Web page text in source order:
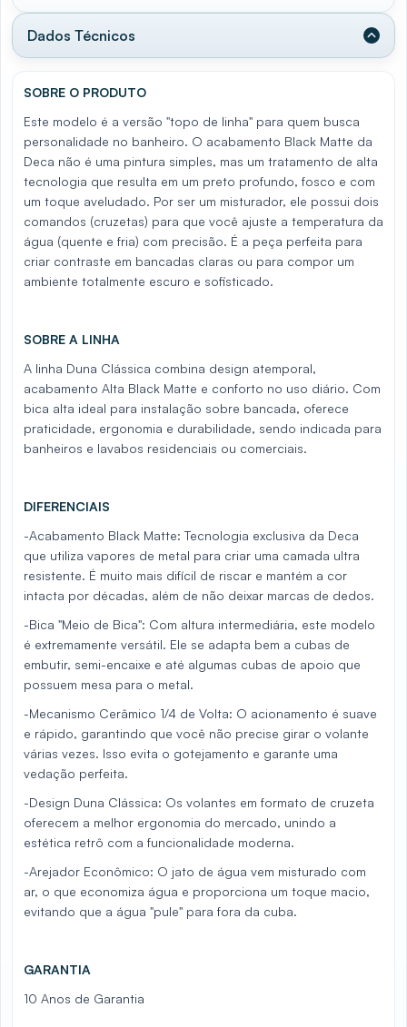
Dados Técnicos
SOBRE O PRODUTO
Este modelo é a versão "topo de linha" para quem busca
personalidade no banheiro. O acabamento Black Matte da
Deca não é uma pintura simples, mas um tratamento de alta
tecnologia que resulta em um preto profundo, fosco e com
um toque aveludado. Por ser um misturador, ele possui dois
comandos (cruzetas) para que você ajuste a temperatura da
água (quente e fria) com precisão. É a peça perfeita para
criar contraste em bancadas claras ou para compor um
ambiente totalmente escuro e sofisticado.
SOBRE A LINHA
A linha Duna Clássica combina design atemporal,
acabamento Alta Black Matte e conforto no uso diário. Com
bica alta ideal para instalação sobre bancada, oferece
praticidade, ergonomia e durabilidade, sendo indicada para
banheiros e lavabos residenciais ou comerciais.
DIFERENCIAIS
-Acabamento Black Matte: Tecnologia exclusiva da Deca
que utiliza vapores de metal para criar uma camada ultra
resistente. É muito mais difícil de riscar e mantém a cor
intacta por décadas, além de não deixar marcas de dedos.
-Bica "Meio de Bica": Com altura intermediária, este modelo
é extremamente versátil. Ele se adapta bem a cubas de
embutir, semi-encaixe e até algumas cubas de apoio que
possuem mesa para o metal.
-Mecanismo Cerâmico 1/4 de Volta: O acionamento é suave
e rápido, garantindo que você não precise girar o volante
várias vezes. Isso evita o gotejamento e garante uma
vedação perfeita.
-Design Duna Clássica: Os volantes em formato de cruzeta
oferecem a melhor ergonomia do mercado, unindo a
estética retrô com a funcionalidade moderna.
-Arejador Econômico: O jato de água vem misturado com
ar, o que economiza água e proporciona um toque macio,
evitando que a água "pule" para fora da cuba.
GARANTIA
10 Anos de Garantia